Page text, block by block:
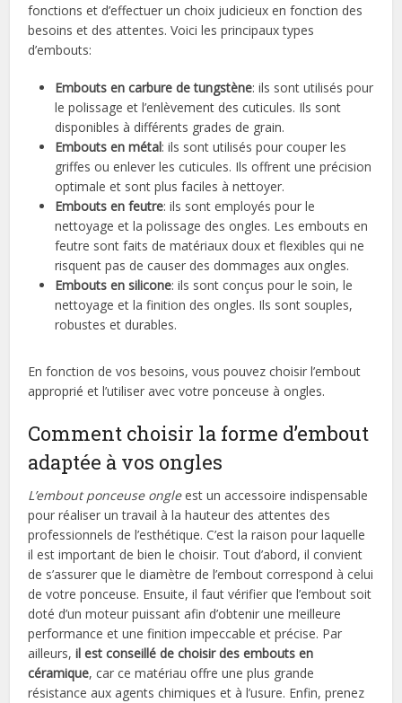
fonctions et d’effectuer un choix judicieux en fonction des
besoins et des attentes. Voici les principaux types
d’embouts:
Embouts en carbure de tungstène: ils sont utilisés pour
le polissage et l’enlèvement des cuticules. Ils sont
disponibles à différents grades de grain.
Embouts en métal: ils sont utilisés pour couper les
griffes ou enlever les cuticules. Ils offrent une précision
optimale et sont plus faciles à nettoyer.
Embouts en feutre: ils sont employés pour le
nettoyage et la polissage des ongles. Les embouts en
feutre sont faits de matériaux doux et flexibles qui ne
risquent pas de causer des dommages aux ongles.
Embouts en silicone: ils sont conçus pour le soin, le
nettoyage et la finition des ongles. Ils sont souples,
robustes et durables.
En fonction de vos besoins, vous pouvez choisir l’embout
approprié et l’utiliser avec votre ponceuse à ongles.
Comment choisir la forme d’embout
adaptée à vos ongles
L’embout ponceuse ongleest un accessoire indispensable
pour réaliser un travail à la hauteur des attentes des
professionnels de l’esthétique. C’est la raison pour laquelle
il est important de bien le choisir. Tout d’abord, il convient
de s’assurer que le diamètre de l’embout correspond à celui
de votre ponceuse. Ensuite, il faut vérifier que l’embout soit
doté d’un moteur puissant afin d’obtenir une meilleure
performance et une finition impeccable et précise. Par
ailleurs,il est conseillé de choisir des embouts en
céramique, car ce matériau offre une plus grande
résistance aux agents chimiques et à l’usure. Enfin, prenez